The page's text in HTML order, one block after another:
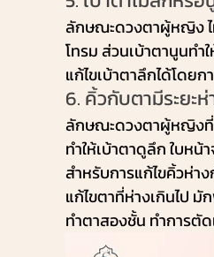
ลักษณะดวงตาผู้หญิง ไ
โทรม ส่วนเบ้าตานูนท
แก้ไขเบ้าตาลึกได้โดย
6. คิ้วกับตามีระยะ
ลักษณะดวงตาผู้หญิงที่ส
ทำให้เบ้าตาดูลึก ใบหน้
สำหรับการแก้ไขคิ้วห่า
แก้ไขตาที่ห่างเกินไป
ทำตาสองชั้น ทำการตั